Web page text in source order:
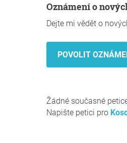
Oznámení o
Dejte mi vědět o
Žádné současné
Napište petici pro